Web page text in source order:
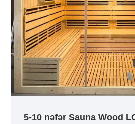
5-10 nəfər Sauna Wood